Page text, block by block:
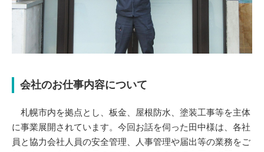
会社のお仕事内容について
札幌市内を拠点とし、板金、屋根防水、塗装工事等を主体
に事業展開されています。今回お話を伺った田中様は、各社
員と協力会社人員の安全管理、人事管理や届出等の業務をご